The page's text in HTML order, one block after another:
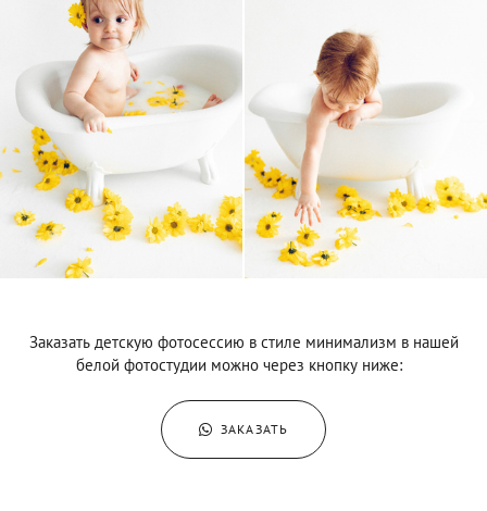
Заказать детскую фотосессию в стиле минимализм в нашей
белой фотостудии можно через кнопку ниже:
ЗАКАЗАТЬ